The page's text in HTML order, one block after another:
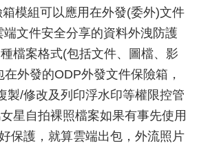
模組可以應用在外發(委外)文件
文件安全分享的資料外洩防護
檔案格式(包括文件、圖檔、影
外發的ODP外發文件保險箱，
製/修改及列印浮水印等權限控管
星自拍裸照檔案如果有事先使用
保護，就算雲端出包，外流照片